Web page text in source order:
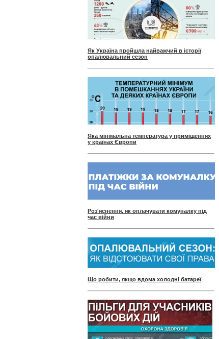
Як Україна пройшла найважчий в історії
опалювальний сезон
Яка мінімальна температура у приміщеннях
у країнах Європи
Роз'яснення, як оплачувати комуналку під
час війни
Що робити, якщо вдома холодні батареї